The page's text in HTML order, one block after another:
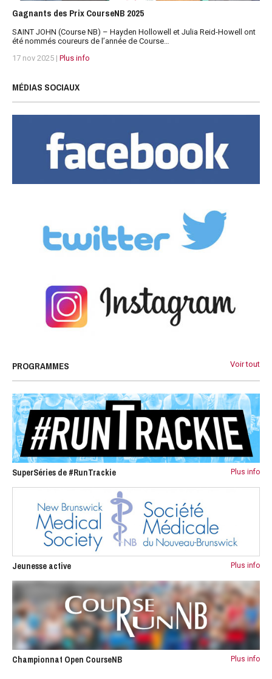
Gagnants des Prix CourseNB 2025
SAINT JOHN (Course NB) – Hayden Hollowell et Julia Reid-Howell ont
été nommés coureurs de l’année de Course…
17 nov 2025 | Plus info
MÉDIAS SOCIAUX
PROGRAMMES Voir tout
SuperSéries de #RunTrackie Plus info
Jeunesse active Plus info
Championnat Open CourseNB Plus info